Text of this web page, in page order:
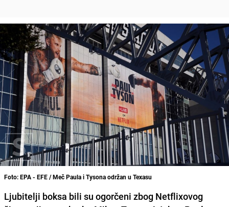
Foto: EPA - EFE / Meč Paula i Tysona održan u Texasu
Ljubitelji boksa bili su ogorčeni zbog Netflixovog